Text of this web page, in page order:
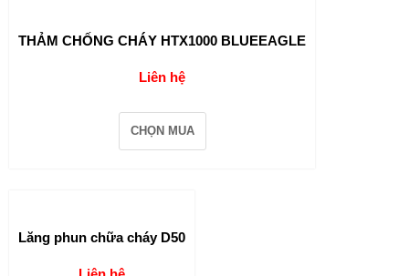
THẢM CHỐNG CHÁY HTX1000 BLUEEAGLE
Liên hệ
CHỌN MUA
Lăng phun chữa cháy D50